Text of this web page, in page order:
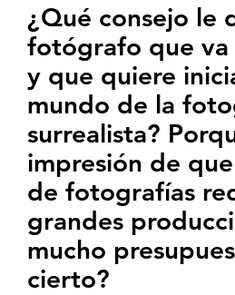
¿Qué consejo le
fotógrafo que va
y que quiere
mundo de la
surrealista?
impresión de
de fotografías
grandes
mucho
cierto?